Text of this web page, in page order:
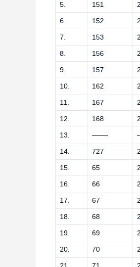
5. 151
6. 152
7. 153
8. 156
9. 157
10. 162
11. 167
12. 168
13. ——-
14. 727
15. 65
16. 66
17. 67
18. 68
19. 69
20. 70